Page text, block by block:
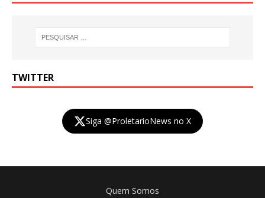
TWITTER
Siga @ProletarioNews no X
Quem Somos